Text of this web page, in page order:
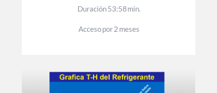
D u r a c i ó n 5 3 : 5 8 m i n .
A c c e s o p o r 2 m e s e s